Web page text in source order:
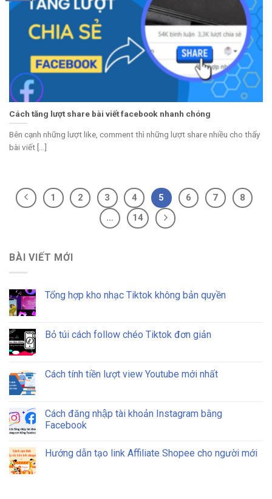
Cách tăng lượt share bài viết facebook nhanh chóng
Bên cạnh những lượt like, comment thì những lượt share nhiều cho thấy
bài viết [...]
1 2 3 4 5 6 7
8
…
14
BÀI VIẾT MỚI
Tổng hợp kho nhạc Tiktok không bản quyền
Bỏ túi cách follow chéo Tiktok đơn giản
Cách tính tiền lượt view Youtube mới nhất
Cách đăng nhập tài khoản Instagram bằng
Facebook
Hướng dẫn tạo link Affiliate Shopee cho người mới